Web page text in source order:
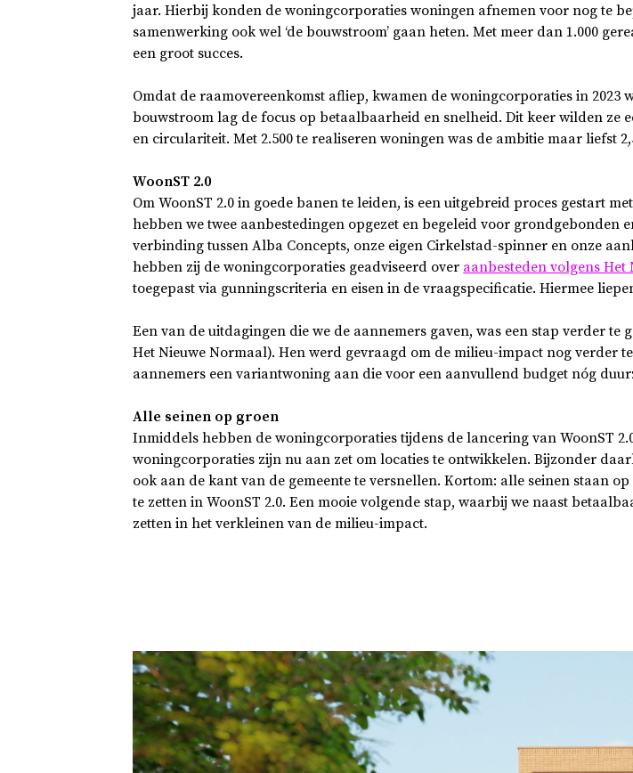
jaar. Hierbij konden de woningcorporaties woningen afnemen voor nog te
samenwerking ook wel ‘de bouwstroom’ gaan heten. Met meer dan 1.000
een groot succes.
Omdat de raamovereenkomst afliep, kwamen de woningcorporaties in 2023
bouwstroom lag de focus op betaalbaarheid en snelheid. Dit keer wilden ze
en circulariteit. Met 2.500 te realiseren woningen was de ambitie maar liefst
WoonST 2.0
Om WoonST 2.0 in goede banen te leiden, is een uitgebreid proces gestart
hebben we twee aanbestedingen opgezet en begeleid voor grondgebonden
verbinding tussen Alba Concepts, onze eigen Cirkelstad-spinner en onze
hebben zij de woningcorporaties geadviseerd over aanbesteden volgens Het
toegepast via gunningscriteria en eisen in de vraagspecificatie. Hiermee
Een van de uitdagingen die we de aannemers gaven, was een stap verder
Het Nieuwe Normaal). Hen werd gevraagd om de milieu-impact nog verder
aannemers een variantwoning aan die voor een aanvullend budget nóg
Alle seinen op groen
Inmiddels hebben de woningcorporaties tijdens de lancering van WoonST
woningcorporaties zijn nu aan zet om locaties te ontwikkelen. Bijzonder
ook aan de kant van de gemeente te versnellen. Kortom: alle seinen staan
te zetten in WoonST 2.0. Een mooie volgende stap, waarbij we naast
zetten in het verkleinen van de milieu-impact.